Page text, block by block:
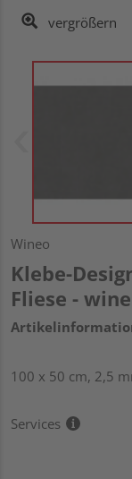
vergrößern
Wineo
Klebe-
Fliese -
100 x 50 cm, 2,5
Services